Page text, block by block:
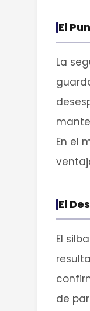
El
La
En el
El
El
de